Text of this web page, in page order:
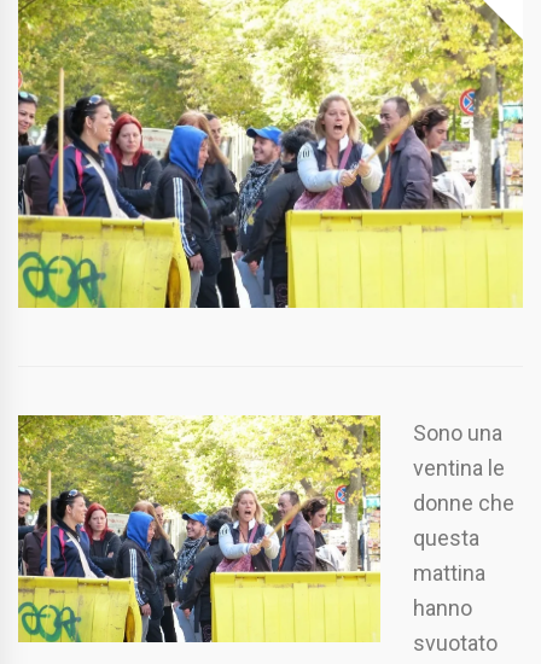
Sono una
ventina le
donne che
questa
mattina
hanno
svuotato